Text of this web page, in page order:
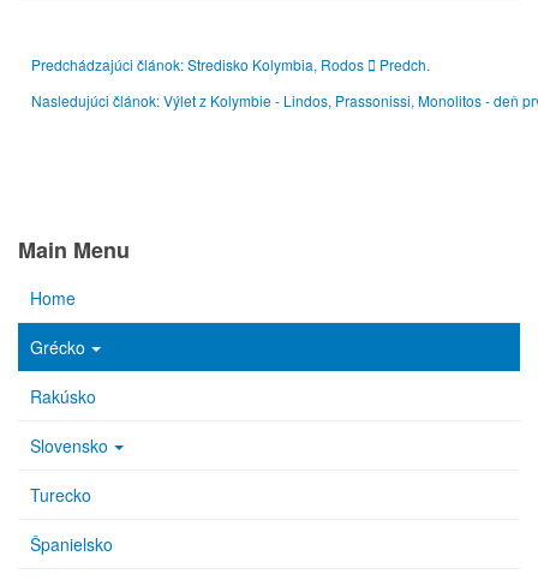
Predchádzajúci článok: Stredisko Kolymbia, Rodos
Predch.
Nasledujúci článok: Výlet z Kolymbie - Lindos, Prassonissi, Monolitos - deň
Main Menu
Home
Grécko
Rakúsko
Slovensko
Turecko
Španielsko